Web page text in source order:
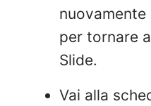
per tornare
Slide.
Vai alla